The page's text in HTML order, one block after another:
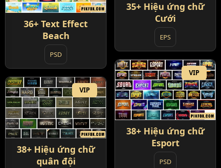
35+ Hiệu ứng chữ
Cưới
EPS
36+ Text Effect
Beach
PSD
VIP
38+ Hiệu ứng chữ
Esport
PSD
VIP
38+ Hiệu ứng chữ
quân đội